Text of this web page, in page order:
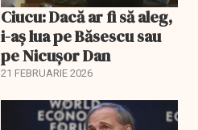
Ciucu: Dacă ar fi să aleg,
i-aș lua pe Băsescu sau
pe Nicușor Dan
21 FEBRUARIE 2026